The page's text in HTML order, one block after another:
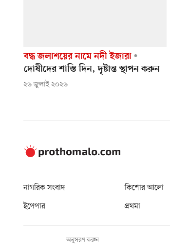
বদ্ধ জলাশয়ের নামে নদী ইজারা
দোষীদের শাস্তি দিন, দৃষ্টান্ত স্থাপন করুন
২৬ জুলাই ২০২৬
নাগরিক সংবাদ কিশোর আলো
ইপেপার
প্রথমা
অনুসরণ করুন